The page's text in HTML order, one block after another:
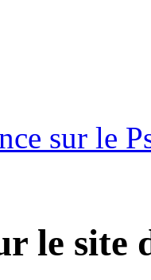
sur le
le site